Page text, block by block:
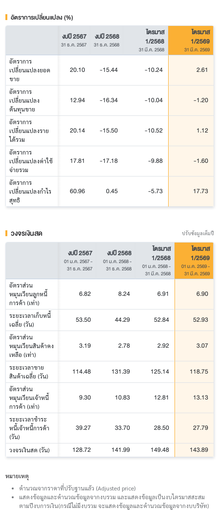
อัตราการเปลี่ยนแปลง (%)
งบปี 2567
31 ธ.ค. 2567
งบปี 2568
31 ธ.ค. 2568
ไตรมาส
1/2568
31 มี.ค. 2568
ไตรมาส
1/2569
31 มี.ค. 2569
อัตราการ
เปลี่ยนแปลงยอด
ขาย
20.10 -15.44 -10.24 2.61
อัตราการ
เปลี่ยนแปลง
ต้นทุนขาย
12.94 -16.34 -10.04 -1.20
อัตราการ
เปลี่ยนแปลงราย
ได้รวม
20.14 -15.50 -10.52 1.12
อัตราการ
เปลี่ยนแปลงค่าใช้
จ่ายรวม
17.81 -17.18 -9.88 -1.60
อัตราการ
เปลี่ยนแปลงกำไร
สุทธิ
60.96 0.45 -5.73 17.73
วงจรเงินสด ปรับข้อมูลเต็มปี
งบปี 2567
01 ม.ค. 2567-
31 ธ.ค. 2567
งบปี 2568
01 ม.ค. 2568-
31 ธ.ค. 2568
ไตรมาส
1/2568
01 ม.ค. 2568-
31 มี.ค. 2568
ไตรมาส
1/2569
01 ม.ค. 2569-
31 มี.ค. 2569
อัตราส่วน
หมุนเวียนลูกหนี้
การค้า (เท่า)
6.82 8.24 6.91 6.90
ระยะเวลาเก็บหนี้
เฉลี่ย (วัน)
53.50 44.29 52.84 52.93
อัตราส่วน
หมุนเวียนสินค้าคง
เหลือ (เท่า)
3.19 2.78 2.92 3.07
ระยะเวลาขาย
สินค้าเฉลี่ย (วัน)
114.48 131.39 125.14 118.75
อัตราส่วน
หมุนเวียนเจ้าหนี้
การค้า (เท่า)
9.30 10.83 12.81 13.13
ระยะเวลาชำระ
หนี้เจ้าหนี้การค้า
(วัน)
39.27 33.70 28.50 27.79
วงจรเงินสด (วัน) 128.72 141.99 149.48 143.89
หมายเหตุ
คำนวณจากราคาที่ปรับฐานแล้ว (Adjusted price)
แสดงข้อมูลและคำนวณข้อมูลจากงบรวม และแสดงข้อมูลเป็นงบไตรมาสสะสม
ตามปีงบการเงิน(กรณีไม่มีงบรวม จะแสดงข้อมูลและคำนวณข้อมูลจากงบบริษัท)